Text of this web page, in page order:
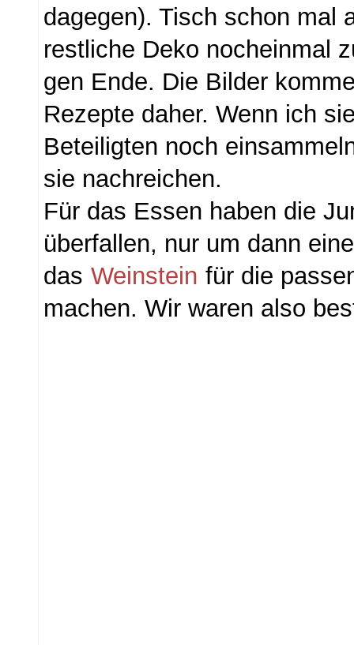
dagegen). Tisch schon mal
restliche Deko nocheinmal
gen Ende. Die Bilder
Rezepte daher. Wenn ich
Beteiligten noch
sie nachreichen.
Für das Essen haben die
überfallen, nur um dann
das Weinstein für die
machen. Wir waren also